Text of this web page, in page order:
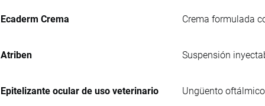
Ecaderm Crema Crema formulada
Atriben Suspensión
Epitelizante ocular de uso veterinario Ungüento